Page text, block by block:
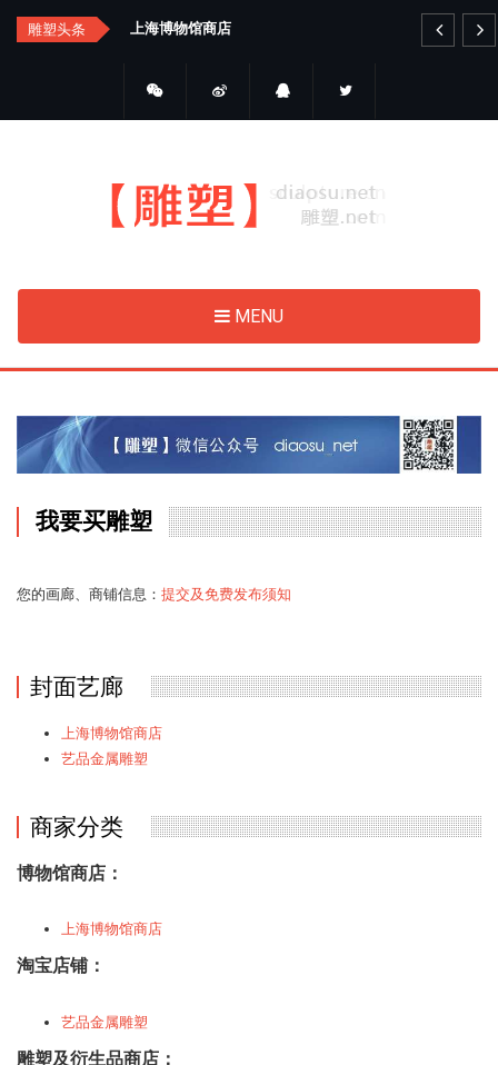
Skip
雕塑头条
上海博物馆商店 艺品金属雕塑
MENU
我要买雕塑
您的画廊、商铺信息： 提交及免费发布须知
封面艺廊
上海博物馆商店
艺品金属雕塑
商家分类
博物馆商店：
上海博物馆商店
淘宝店铺：
艺品金属雕塑
雕塑及衍生品商店：